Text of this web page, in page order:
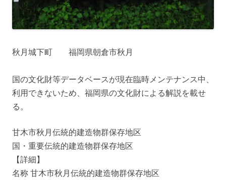
秋月城下町 福岡県朝倉市秋月
国の文化財等データベースが現在臨時メンテナンス中、
利用できないため、福岡県の文化財による解説を載せ
る。
甘木市秋月伝統的建造物群保存地区
国・重要伝統的建造物群保存地区
【詳細】
名称 甘木市秋月伝統的建造物群保存地区